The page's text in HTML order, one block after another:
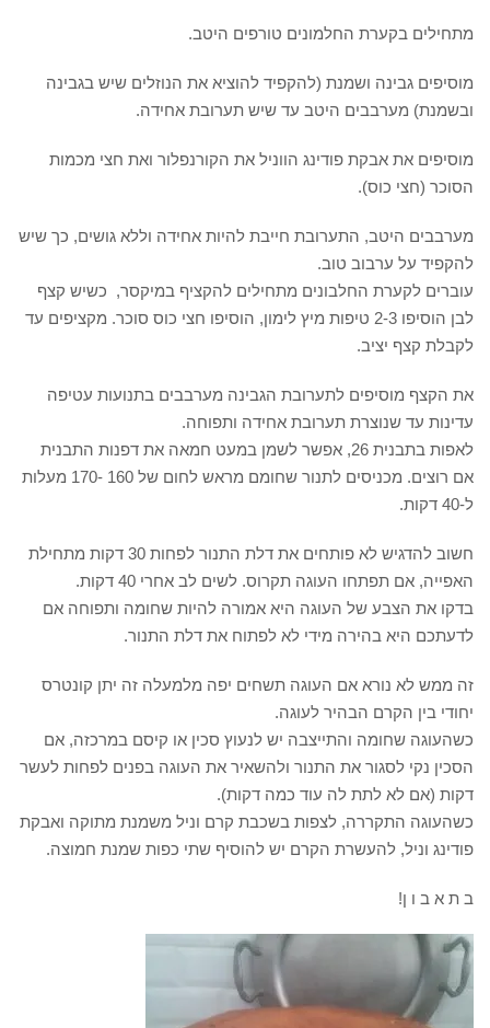
מתחילים בקערת החלמונים טורפים היטב.
מוסיפים גבינה ושמנת (להקפיד להוציא את הנוזלים שיש בגבינה
ובשמנת) מערבבים היטב עד שיש תערובת אחידה.
מוסיפים את אבקת פודינג הווניל את הקורנפלור ואת חצי מכמות
הסוכר (חצי כוס).
מערבבים היטב, התערובת חייבת להיות אחידה וללא גושים, כך שיש
להקפיד על ערבוב טוב.
עוברים לקערת החלבונים מתחילים להקציף במיקסר, כשיש קצף
לבן הוסיפו 2-3 טיפות מיץ לימון, הוסיפו חצי כוס סוכר. מקציפים עד
לקבלת קצף יציב.
את הקצף מוסיפים לתערובת הגבינה מערבבים בתנועות עטיפה
עדינות עד שנוצרת תערובת אחידה ותפוחה.
לאפות בתבנית 26, אפשר לשמן במעט חמאה את דפנות התבנית
אם רוצים. מכניסים לתנור שחומם מראש לחום של 160 -170 מעלות
ל-40 דקות.
חשוב להדגיש לא פותחים את דלת התנור לפחות 30 דקות מתחילת
האפייה, אם תפתחו העוגה תקרוס. לשים לב אחרי 40 דקות.
בדקו את הצבע של העוגה היא אמורה להיות שחומה ותפוחה אם
לדעתכם היא בהירה מידי לא לפתוח את דלת התנור.
זה ממש לא נורא אם העוגה תשחים יפה מלמעלה זה יתן קונטרס
יחודי בין הקרם הבהיר לעוגה.
כשהעוגה שחומה והתייצבה יש לנעוץ סכין או קיסם במרכזה, אם
הסכין נקי לסגור את התנור ולהשאיר את העוגה בפנים לפחות לעשר
דקות (אם לא לתת לה עוד כמה דקות).
כשהעוגה התקררה, לצפות בשכבת קרם וניל משמנת מתוקה ואבקת
פודינג וניל, להעשרת הקרם יש להוסיף שתי כפות שמנת חמוצה.
ב ת א ב ו ן!